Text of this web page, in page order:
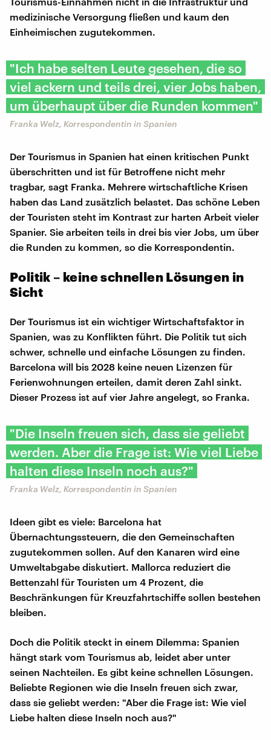
medizinische Versorgung fließen und kaum den
Einheimischen zugutekommen.
"Ich habe selten Leute gesehen, die so
viel ackern und teils drei, vier Jobs haben,
um überhaupt über die Runden kommen"
Franka Welz, Korrespondentin in Spanien
Der Tourismus in Spanien hat einen kritischen Punkt
überschritten und ist für Betroffene nicht mehr
tragbar, sagt Franka. Mehrere wirtschaftliche Krisen
haben das Land zusätzlich belastet. Das schöne Leben
der Touristen steht im Kontrast zur harten Arbeit vieler
Spanier. Sie arbeiten teils in drei bis vier Jobs, um über
die Runden zu kommen, so die Korrespondentin.
Politik – keine schnellen Lösungen in
Sicht
Der Tourismus ist ein wichtiger Wirtschaftsfaktor in
Spanien, was zu Konflikten führt. Die Politik tut sich
schwer, schnelle und einfache Lösungen zu finden.
Barcelona will bis 2028 keine neuen Lizenzen für
Ferienwohnungen erteilen, damit deren Zahl sinkt.
Dieser Prozess ist auf vier Jahre angelegt, so Franka.
"Die Inseln freuen sich, dass sie geliebt
werden. Aber die Frage ist: Wie viel Liebe
halten diese Inseln noch aus?"
Franka Welz, Korrespondentin in Spanien
Ideen gibt es viele: Barcelona hat
Übernachtungssteuern, die den Gemeinschaften
zugutekommen sollen. Auf den Kanaren wird eine
Umweltabgabe diskutiert. Mallorca reduziert die
Bettenzahl für Touristen um 4 Prozent, die
Beschränkungen für Kreuzfahrtschiffe sollen bestehen
bleiben.
Doch die Politik steckt in einem Dilemma: Spanien
hängt stark vom Tourismus ab, leidet aber unter
seinen Nachteilen. Es gibt keine schnellen Lösungen.
Beliebte Regionen wie die Inseln freuen sich zwar,
dass sie geliebt werden: "Aber die Frage ist: Wie viel
Liebe halten diese Inseln noch aus?"